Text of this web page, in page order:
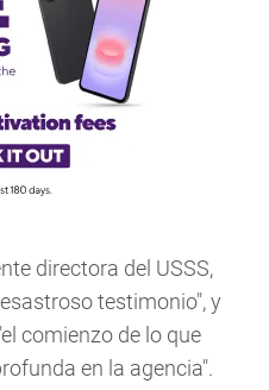
directora del USSS,
testimonio", y
comienzo de lo que
en la agencia".